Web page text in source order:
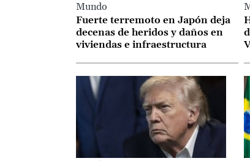
Mundo
Fuerte terremoto en Japón deja
decenas de heridos y daños en
viviendas e infraestructura